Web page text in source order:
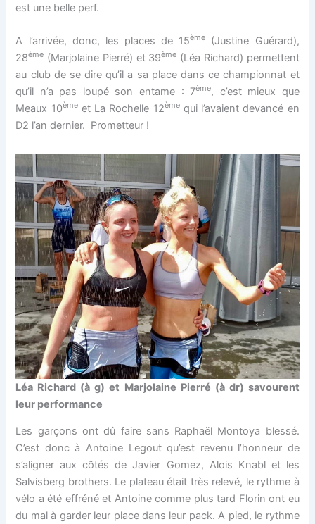
est une belle perf.
A l’arrivée, donc, les places de 15ème
(Justine Guérard),
28ème (Marjolaine Pierré) et 39ème (Léa Richard) permettent
au club de se dire qu’il a sa place dans ce championnat et
qu’il n’a pas loupé son entame : 7ème, c’est mieux que
Meaux 10èmeet La Rochelle 12èmequi l’avaient devancé en
D2 l’an dernier. Prometteur !
Léa Richard (à g) et Marjolaine Pierré (à dr) savourent
leur performance
Les garçons ont dû faire sans Raphaël Montoya blessé.
C’est donc à Antoine Legout qu’est revenu l’honneur de
s’aligner aux côtés de Javier Gomez, Alois Knabl et les
Salvisberg brothers. Le plateau était très relevé, le rythme à
vélo a été effréné et Antoine comme plus tard Florin ont eu
du mal à garder leur place dans leur pack. A pied, le rythme